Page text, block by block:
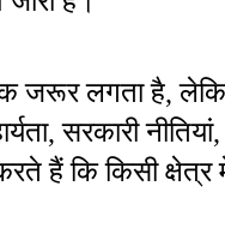
जरूर लगता है,
सरकारी
किसी क्षेत्र में